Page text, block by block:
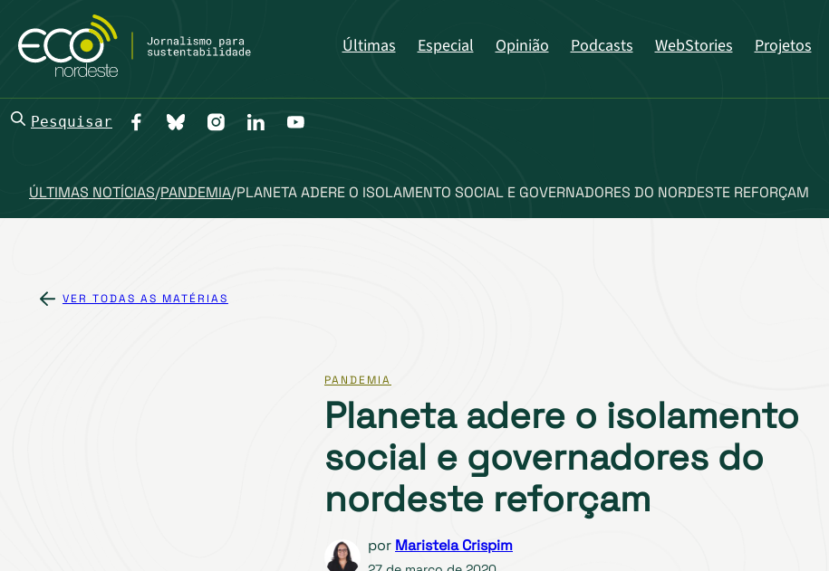
Últimas Especial Opinião Podcasts WebStories Projetos
Pesquisar
ÚLTIMAS NOTÍCIAS/PANDEMIA/PLANETA ADERE O ISOLAMENTO SOCIAL E GOVERNADORES DO NORDESTE REFORÇAM
VER TODAS AS MATÉRIAS
PANDEMIA
Planeta adere o isolamento
social e governadores do
nordeste reforçam
por Maristela Crispim